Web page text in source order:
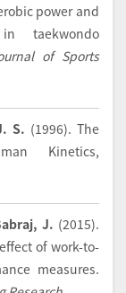
power and
taekwondo
of Sports
S. (1996). The
Kinetics,
J. (2015).
of work-to-
measures.